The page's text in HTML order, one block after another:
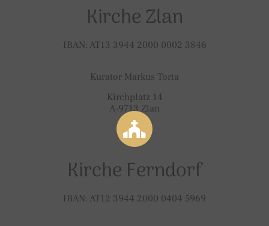
Kirche Zlan
IBAN: AT13 3944 2000 0002 3846
Kurator Markus Torta
Kirchplatz 14
A-9713 Zlan
Kirche Ferndorf
IBAN: AT12 3944 2000 0404 5969